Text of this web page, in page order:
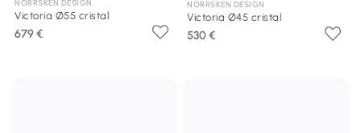
NORRSKEN DESIGN
Victoria Ø55 cristal
679 €
NORRSKEN DESIGN
Victoria Ø45 cristal
530 €